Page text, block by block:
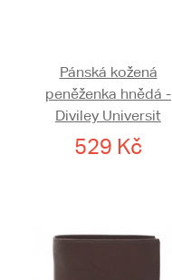
Pánská kožená
peněženka hnědá -
Diviley Universit
529 Kč